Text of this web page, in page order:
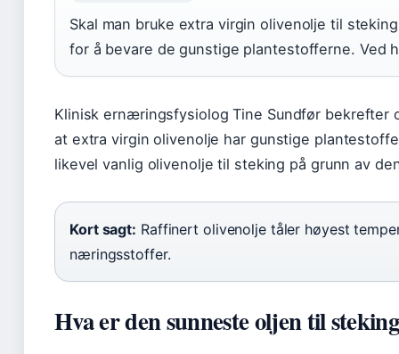
Skal man bruke extra virgin olivenolje til
for å bevare de gunstige plantestofferne. Ved
Klinisk ernæringsfysiolog Tine Sundfør
at extra virgin olivenolje har gunstige
likevel vanlig olivenolje til steking på grunn av
Kort sagt: Raffinert olivenolje tåler høyest
næringsstoffer.
Hva er den sunneste oljen til